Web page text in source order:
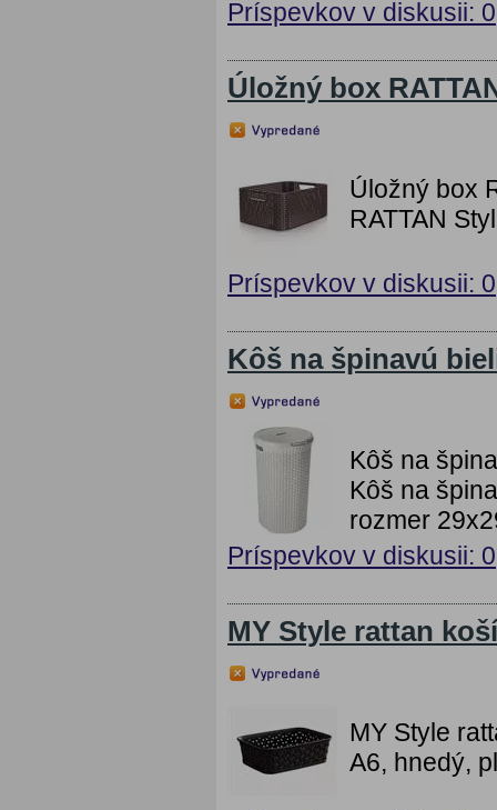
Príspevkov v diskusii: 0
Úložný box
Úložný box
RATTAN
Príspevkov v diskusii: 0
Kôš na špinavú
Kôš na
Kôš na
rozmer
Príspevkov v diskusii: 0
MY Style rattan
MY Style
A6, hnedý,